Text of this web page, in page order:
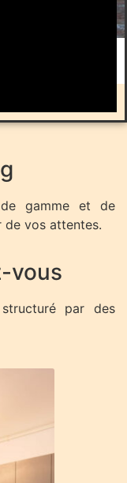
gamme et de
de vos attentes.
vous
par des